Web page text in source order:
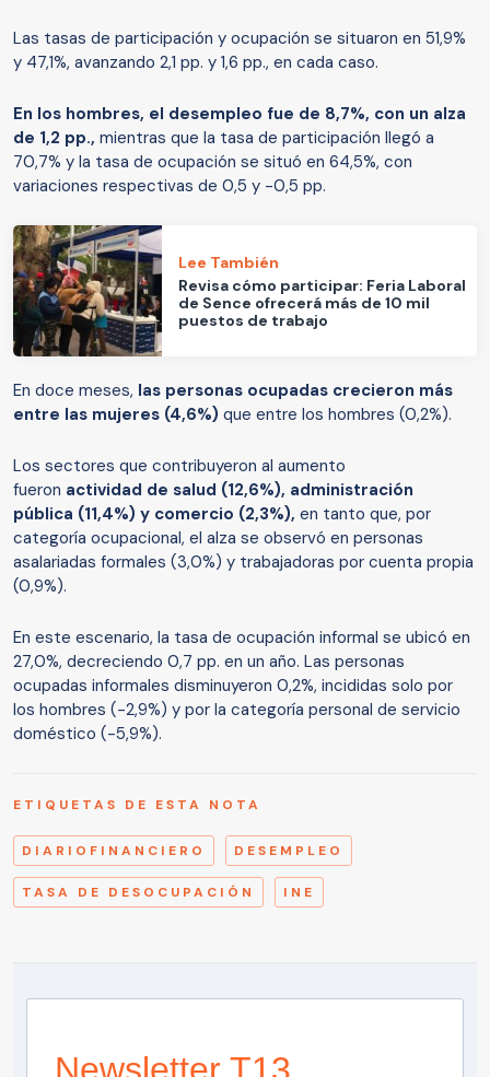
Las tasas de participación y ocupación se situaron en 51,9%
y 47,1%, avanzando 2,1 pp. y 1,6 pp., en cada caso.
En los hombres, el desempleo fue de 8,7%, con un alza
de 1,2 pp., mientras que la tasa de participación llegó a
70,7% y la tasa de ocupación se situó en 64,5%, con
variaciones respectivas de 0,5 y -0,5 pp.
Lee También
Revisa cómo participar: Feria Laboral
de Sence ofrecerá más de 10 mil
puestos de trabajo
En doce meses, las personas ocupadas crecieron más
entre las mujeres (4,6%) que entre los hombres (0,2%).
Los sectores que contribuyeron al aumento
fueron actividad de salud (12,6%), administración
pública (11,4%) y comercio (2,3%), en tanto que, por
categoría ocupacional, el alza se observó en personas
asalariadas formales (3,0%) y trabajadoras por cuenta propia
(0,9%).
En este escenario, la tasa de ocupación informal se ubicó en
27,0%, decreciendo 0,7 pp. en un año. Las personas
ocupadas informales disminuyeron 0,2%, incididas solo por
los hombres (-2,9%) y por la categoría personal de servicio
doméstico (-5,9%).
ETIQUETAS DE ESTA NOTA
DIARIOFINANCIERO DESEMPLEO
TASA DE DESOCUPACIÓN INE